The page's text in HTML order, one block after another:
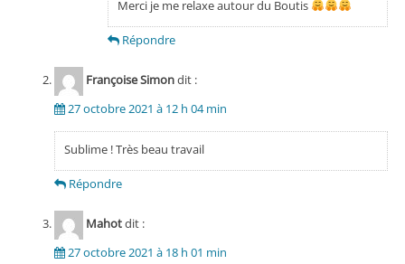
Merci je me relaxe autour du Boutis
Répondre
Françoise Simondit :
27 octobre 2021 à 12 h 04 min
Sublime ! Très beau travail
Répondre
Mahotdit :
27 octobre 2021 à 18 h 01 min